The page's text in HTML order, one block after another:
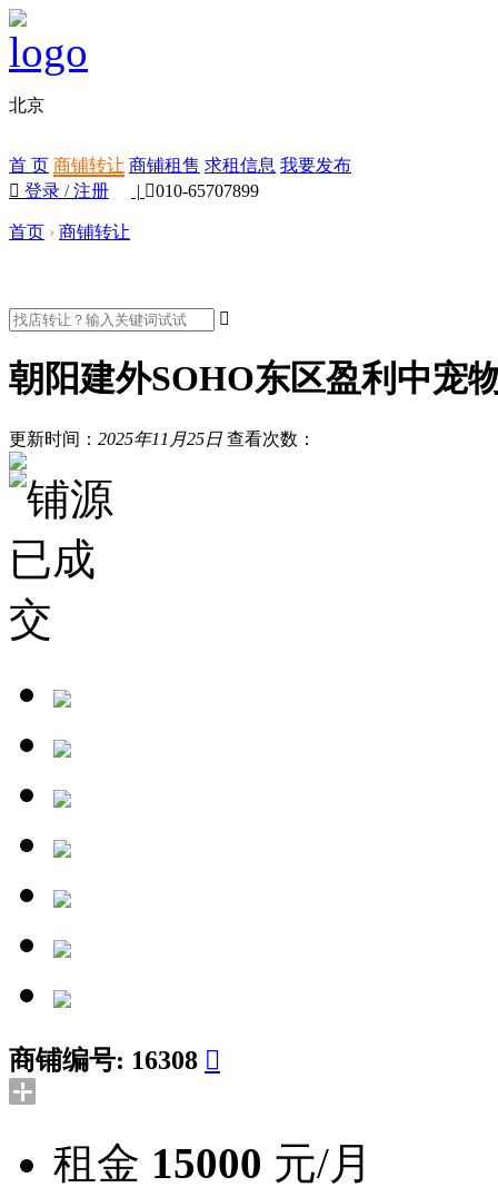
北京
首 页 商铺转让 商铺租售 求租信息 我要发布
 登录 /注册 | 010-65707899
首页 › 商铺转让

朝阳建外SOHO东区盈利中宠
更新时间： 2025年11月25日 查看次数：
商铺编号: 16308 
租金 15000 元/月